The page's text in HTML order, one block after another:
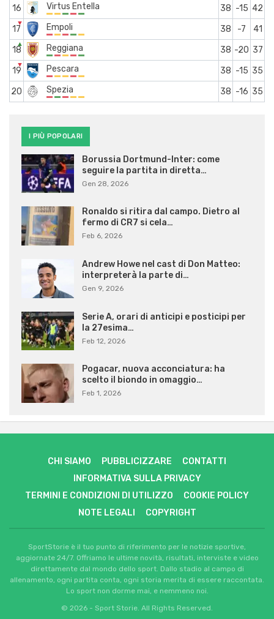
16 Virtus Entella 38 -15 42
17
▼ Empoli 38 -7
41
18
▲ Reggiana 38 -20 37
19
▼ Pescara 38 -15 35
20
Spezia 38 -16 35
I PIÙ POPOLARI
Borussia Dortmund-Inter: come
seguire la partita in diretta…
Gen 28, 2026
Ronaldo si ritira dal campo. Dietro al
fermo di CR7 si cela…
Feb 6, 2026
Andrew Howe nel cast di Don Matteo:
interpreterà la parte di…
Gen 9, 2026
Serie A, orari di anticipi e posticipi per
la 27esima…
Feb 12, 2026
Pogacar, nuova acconciatura: ha
scelto il biondo in omaggio…
Feb 1, 2026
CHI SIAMO PUBBLICIZZARE
CONTATTI
INFORMATIVA SULLA PRIVACY
TERMINI E CONDIZIONI DI UTILIZZO
COOKIE POLICY
NOTE LEGALI
COPYRIGHT
SportStorie è il tuo punto di riferimento per le notizie sportive,
aggiornate 24/7. Offriamo le ultime novità, risultati, interviste e video
direttamente dal mondo dello sport. Dallo stadio al campo di
allenamento, ogni partita conta, ogni storia merita di essere raccontata.
Lo sport non dorme mai, e nemmeno noi.
© 2026 - Sport Storie. All Rights Reserved.